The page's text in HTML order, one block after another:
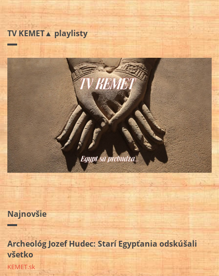
TV KEMET▲ playlisty
Najnovšie
Archeológ Jozef Hudec: Starí Egypťania odskúšali
všetko
KEMET.sk